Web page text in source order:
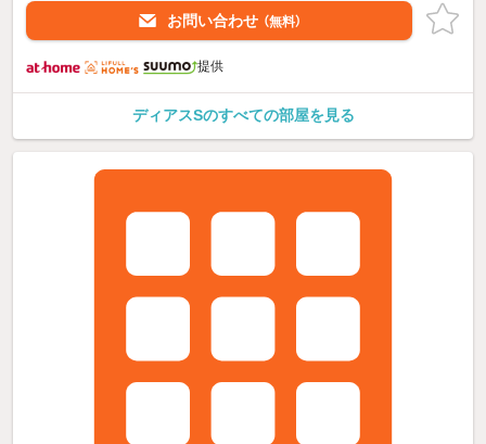
お問い合わせ （無料）
提供
ディアスSのすべての部屋を見る